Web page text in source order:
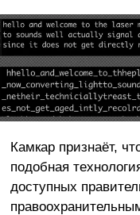
Камкар признаёт,
подобная
доступных